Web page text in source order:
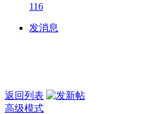
116
发消息
返回列表
高级模式